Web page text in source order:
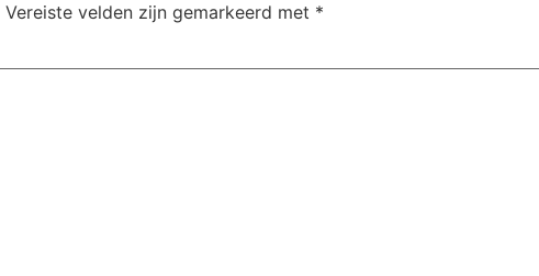
Vereiste velden zijn gemarkeerd met *